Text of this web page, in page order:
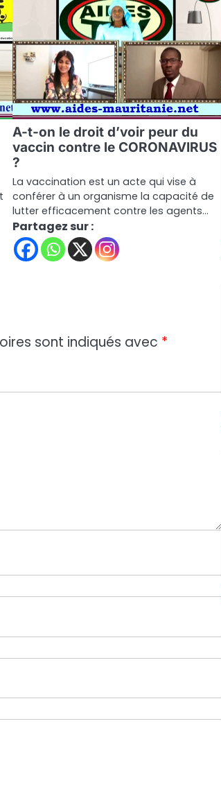
A-t-on le droit d’voir peur du
vaccin contre le CORONAVIRUS
?
La vaccination est un acte qui vise à
conférer à un organisme la capacité de
lutter efficacement contre les agents…
Partagez sur :
sont indiqués avec *